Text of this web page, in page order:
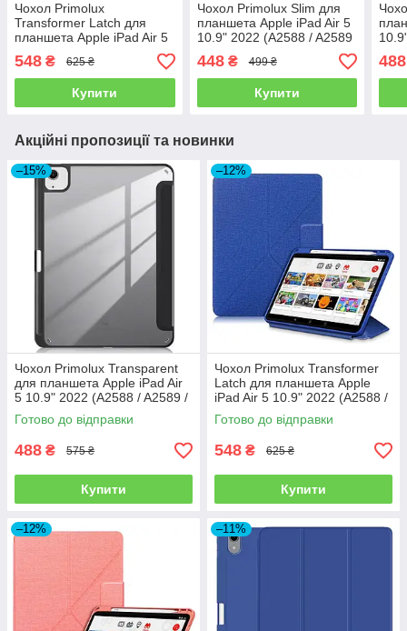
Чохол Primolux
Transformer Latch для
планшета Apple iPad Air 5
10.9" 2022 (A2588 / A2589
/ A2591) - Blue
548 ₴ 625 ₴
Купити
Чохол Primolux Slim для
планшета Apple iPad Air 5
10.9" 2022 (A2588 / A2589
/ A2591) - Purple
448₴ 499 ₴
Купити
-
488
Акційні пропозиції та новинки
–15%
Чохол Primolux Transparent
для планшета Apple iPad Air
5 10.9" 2022 (A2588 / A2589 /
A2591) - Black/Clear
Готово до відправки
488 ₴ 575 ₴
Купити
–12%
Чохол Primolux Transformer
Latch для планшета Apple
iPad Air 5 10.9" 2022 (A2588 /
A2589 / A2591) - Blue
Готово до відправки
548 ₴ 625 ₴
Купити
–12% –11%